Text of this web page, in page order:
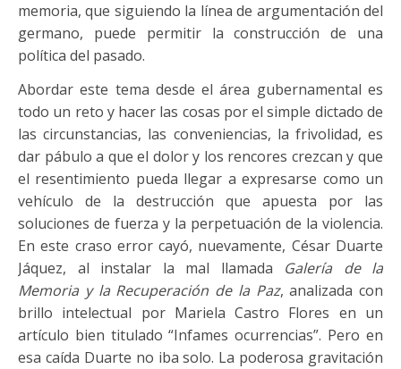
memoria, que siguiendo la línea de argumentación del
germano, puede permitir la construcción de una
política del pasado.
Abordar este tema desde el área gubernamental es
todo un reto y hacer las cosas por el simple dictado de
las circunstancias, las conveniencias, la frivolidad, es
dar pábulo a que el dolor y los rencores crezcan y que
el resentimiento pueda llegar a expresarse como un
vehículo de la destrucción que apuesta por las
soluciones de fuerza y la perpetuación de la violencia.
En este craso error cayó, nuevamente, César Duarte
Jáquez, al instalar la mal llamada Galería de la
Memoria y la Recuperación de la Paz, analizada con
brillo intelectual por Mariela Castro Flores en un
artículo bien titulado “Infames ocurrencias”. Pero en
esa caída Duarte no iba solo. La poderosa gravitación